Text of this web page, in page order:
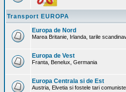
Transport EUROPA
Europa de Nord
Marea Britanie, Irlanda, tarile
Europa de Vest
Franta, Benelux, Germania
Europa Centrala si de Est
Austria, Elvetia si fostele tari